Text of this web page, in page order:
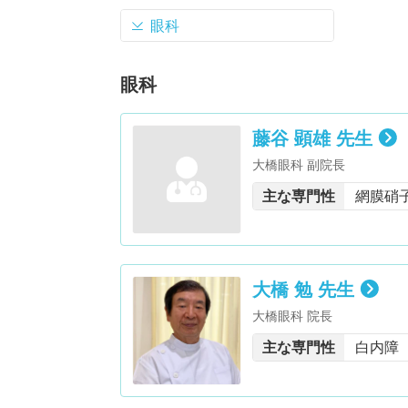
眼科
眼科
藤谷 顕雄 先生
大橋眼科 副院長
主な専門性 網膜硝
大橋 勉 先生
大橋眼科 院長
主な専門性 白内障